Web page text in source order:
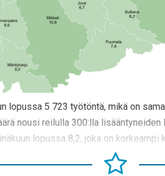
lopussa 5 723 työtöntä, mikä on
nousi reilulla 300:lla
lopussa 8,2, joka on korkeampi